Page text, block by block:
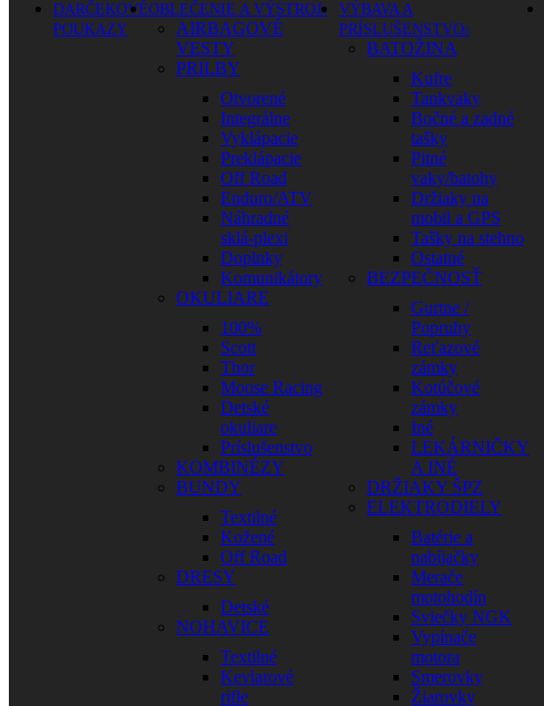
DARČEKOVÉ
POUKAZY
OBLEČENIE A VÝSTROJ
AIRBAGOVÉ
VESTY
PRILBY
Otvorené
Integrálne
Vyklápacie
Preklápacie
Off Road
Enduro/ATV
Náhradné
sklá-plexi
Doplnky
Komunikátory
OKULIARE
100%
Scott
Thor
Moose Racing
Detské
okuliare
Príslušenstvo
KOMBINÉZY
BUNDY
Textilné
Kožené
Off Road
DRESY
Detské
NOHAVICE
Textilné
Kevlarové
rifle
VÝBAVA A
PRÍSLUŠENSTVO
BATOŽINA
Kufre
Tankvaky
Bočné a zadné
tašky
Pitné
vaky/batohy
Držiaky na
mobil a GPS
Tašky na stehno
Ostatné
BEZPEČNOSŤ
Gurtne /
Popruhy
Reťazové
zámky
Kotúčové
zámky
Iné
LEKÁRNIČKY
A INÉ
DRŽIAKY ŠPZ
ELEKTRODIELY
Batérie a
nabíjačky
Merače
motohodín
Sviečky NGK
Vypínače
motora
Smerovky
Žiarovky